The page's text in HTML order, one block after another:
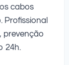
cabos
prevenção
24h.